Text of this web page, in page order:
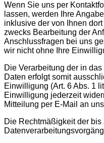
Wenn Sie uns per
lassen, werden Ihre
inklusive der von Ihnen
zwecks Bearbeitung der
Anschlussfragen bei uns
wir nicht ohne Ihre
Die Verarbeitung der in
Daten erfolgt somit
Einwilligung (Art. 6 Abs. 1
Einwilligung jederzeit
Mitteilung per E-Mail an
Die Rechtmäßigkeit der bis